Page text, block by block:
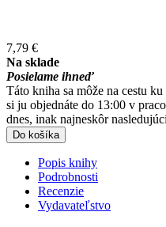
7,79 €
Na sklade
Posielame ihneď
Táto kniha sa môže na cestu
si ju objednáte do 13:00 v
dnes, inak najneskôr
Do košíka
Popis knihy
Podrobnosti
Recenzie
Vydavateľstvo